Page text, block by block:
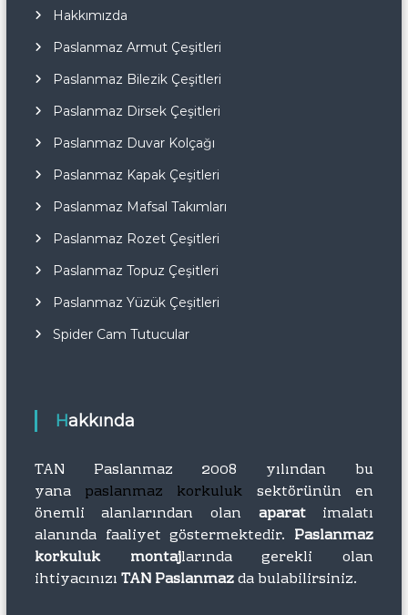
Hakkımızda
Paslanmaz Armut Çeşitleri
Paslanmaz Bilezik Çeşitleri
Paslanmaz Dirsek Çeşitleri
Paslanmaz Duvar Kolçağı
Paslanmaz Kapak Çeşitleri
Paslanmaz Mafsal Takımları
Paslanmaz Rozet Çeşitleri
Paslanmaz Topuz Çeşitleri
Paslanmaz Yüzük Çeşitleri
Spider Cam Tutucular
Hakkında
TAN Paslanmaz 2008 yılından bu
yana paslanmaz korkuluk sektörünün en
önemli alanlarından olan aparatimalatı
alanında faaliyet göstermektedir. Paslanmaz
korkuluk montajlarında gerekli olan
ihtiyacınızıTAN Paslanmazda bulabilirsiniz.